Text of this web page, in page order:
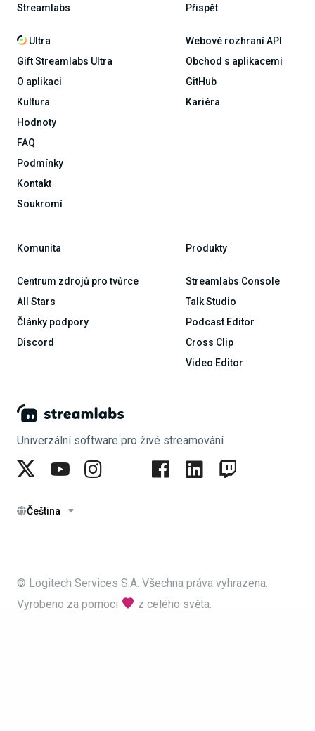
Univerzální software pro živé streamování
Čeština
Streamlabs
Ultra
Gift Streamlabs Ultra
O aplikaci
Kultura
Hodnoty
FAQ
Podmínky
Kontakt
Soukromí
Přispět
Webové rozhraní API
Obchod s aplikacemi
GitHub
Kariéra
Komunita
Centrum zdrojů pro tvůrce
All Stars
Články podpory
Discord
Produkty
Streamlabs Console
Talk Studio
Podcast Editor
Cross Clip
Video Editor
© Logitech Services S.A. Všechna práva vyhrazena.
Vyrobeno za pomoci
z celého světa.